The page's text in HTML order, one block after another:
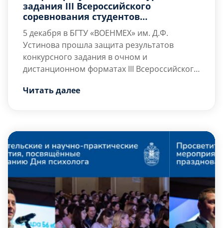
задания III Всероссийского
соревнования студентов
университетов по направлению
38.04.02 «Менеджмент».
5 декабря в БГТУ «ВОЕНМЕХ» им. Д.Ф.
Устинова прошла защита результатов
конкурсного задания в очном и
дистанционном форматах III Всероссийского
направлению 38.04.02 «Менеджмент».
разработке блок-схемы цепи поставок, цепи
электротехнической продукции и SWOT
анализу двухэтажного офисного центра
одного из региональных центров
федеральной компании […]
Читать далее